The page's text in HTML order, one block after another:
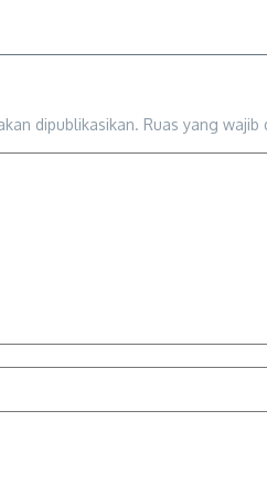
dipublikasikan. Ruas yang wajib